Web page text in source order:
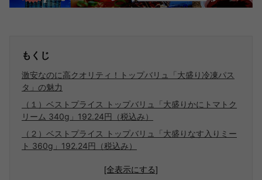
もくじ
激安なのに高クオリティ！トップバリュ「大盛り冷凍パス
タ」の魅力
（１）ベストプライス トップバリュ「大盛りかにトマトク
リーム 340g」192.24円（税込み）
（２）ベストプライス トップバリュ「大盛りなす入りミー
ト 360g」192.24円（税込み）
[全表示にする]